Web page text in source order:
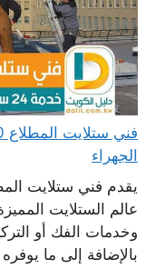
الجهراء
يقدم فني ستلايت
عالم الستلايت
وخدمات الفك أو
بالإضافة إلى ما